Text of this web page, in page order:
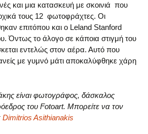
και μια κατασκευή με σκοινιά που
τους 12 φωτοφράχτες. Οι
επιτόπου και ο Leland Stanford
Όντως το άλογο σε κάποια στιγμή του
εντελώς στον αέρα. Αυτό που
με γυμνό μάτι αποκαλύφθηκε χάρη
είναι φωτογράφος, δάσκαλος
του Fotoart. Μπορείτε να τον
Dimitrios Asithianakis